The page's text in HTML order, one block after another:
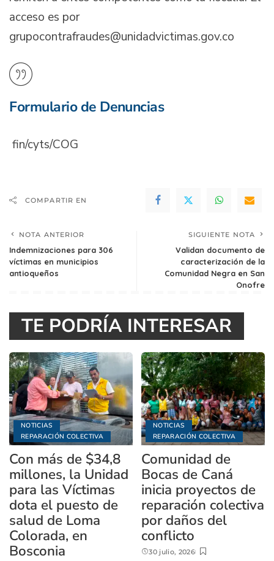
acceso es por
grupocontrafraudes@unidadvictimas.gov.co
Formulario de Denuncias
fin/cyts/COG
COMPARTIR EN
NOTA ANTERIOR
Indemnizaciones para 306
víctimas en municipios
antioqueños
SIGUIENTE NOTA
Validan documento de
caracterización de la
Comunidad Negra en San
Onofre
TE PODRÍA INTERESAR
NOTICIAS
REPARACIÓN COLECTIVA
Con más de $34,8
millones, la Unidad
para las Víctimas
dota el puesto de
salud de Loma
Colorada, en
Bosconia
NOTICIAS
REPARACIÓN COLECTIVA
Comunidad de
Bocas de Caná
inicia proyectos de
reparación colectiva
por daños del
conflicto
30 julio, 2026